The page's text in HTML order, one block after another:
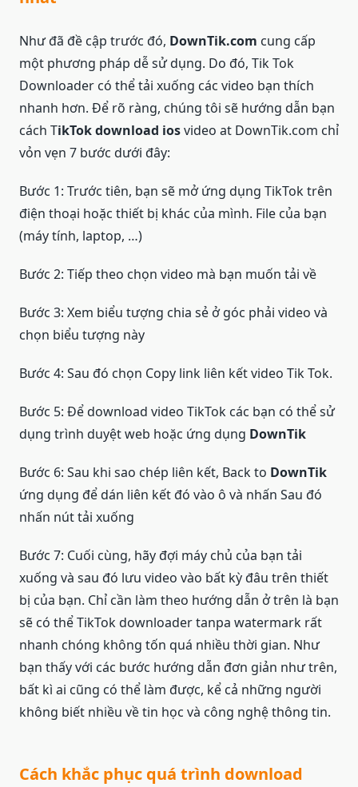
Như đã đề cập trước đó, DownTik.com cung cấp
một phương pháp dễ sử dụng. Do đó, Tik Tok
Downloader có thể tải xuống các video bạn thích
nhanh hơn. Để rõ ràng, chúng tôi sẽ hướng dẫn bạn
cách TikTok download iosvideo at DownTik.com chỉ
vỏn vẹn 7 bước dưới đây:
Bước 1: Trước tiên, bạn sẽ mở ứng dụng TikTok trên
điện thoại hoặc thiết bị khác của mình. File của bạn
(máy tính, laptop, …)
Bước 2: Tiếp theo chọn video mà bạn muốn tải về
Bước 3: Xem biểu tượng chia sẻ ở góc phải video và
chọn biểu tượng này
Bước 4: Sau đó chọn Copy link liên kết video Tik Tok.
Bước 5: Để download video TikTok các bạn có thể sử
dụng trình duyệt web hoặc ứng dụng DownTik
Bước 6: Sau khi sao chép liên kết, Back to DownTik
ứng dụng để dán liên kết đó vào ô và nhấn Sau đó
nhấn nút tải xuống
Bước 7: Cuối cùng, hãy đợi máy chủ của bạn tải
xuống và sau đó lưu video vào bất kỳ đâu trên thiết
bị của bạn. Chỉ cần làm theo hướng dẫn ở trên là bạn
sẽ có thể TikTok downloader tanpa watermark rất
nhanh chóng không tốn quá nhiều thời gian. Như
bạn thấy với các bước hướng dẫn đơn giản như trên,
bất kì ai cũng có thể làm được, kể cả những người
không biết nhiều về tin học và công nghệ thông tin.
Cách khắc phục quá trình download